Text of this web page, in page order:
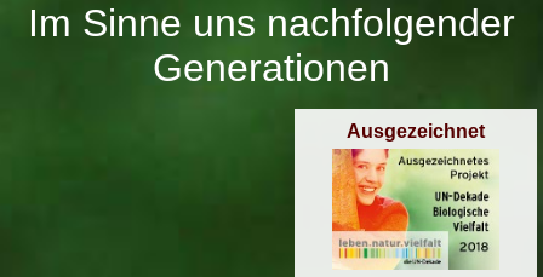
Im Sinne uns nachfolgender
Generationen
Ausgezeichnet